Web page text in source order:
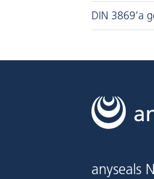
DIN 3869’a
anyseals